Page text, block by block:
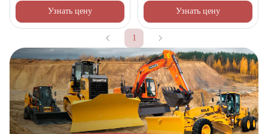
Узнать цену
Узнать цену
1